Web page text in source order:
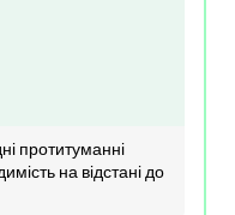
протитуманні
на відстані до